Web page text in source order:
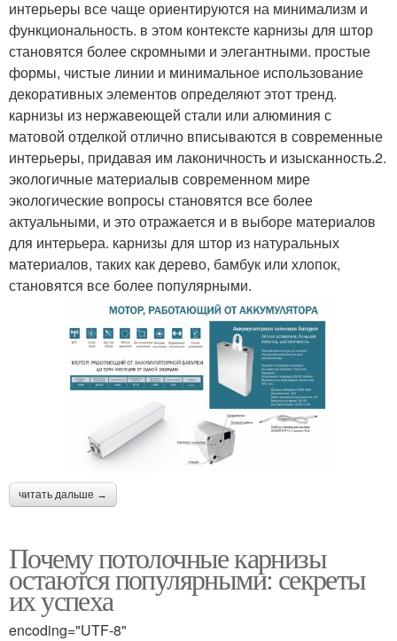
интерьеры все чаще ориентируются на минимализм и
функциональность. в этом контексте карнизы для штор
становятся более скромными и элегантными. простые
формы, чистые линии и минимальное использование
декоративных элементов определяют этот тренд.
карнизы из нержавеющей стали или алюминия с
матовой отделкой отлично вписываются в современные
интерьеры, придавая им лаконичность и изысканность.2.
экологичные материалыв современном мире
экологические вопросы становятся все более
актуальными, и это отражается и в выборе материалов
для интерьера. карнизы для штор из натуральных
материалов, таких как дерево, бамбук или хлопок,
становятся все более популярными.
читать дальше →
Почему потолочные карнизы
остаются популярными: секреты
их успеха
encoding="UTF-8"